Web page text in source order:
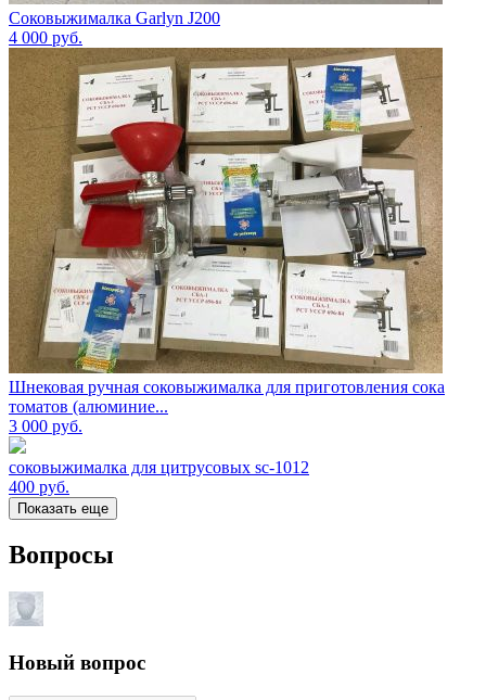
Соковыжималка Garlyn J200
4 000 руб.
Шнековая ручная соковыжималка для приготовления сока
томатов (алюминие...
3 000 руб.
соковыжималка для цитрусовых sc-1012
400 руб.
Показать еще
Вопросы
Новый вопрос